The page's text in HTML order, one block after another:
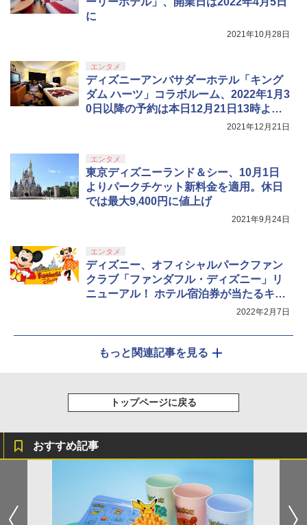
即納 PS5対応バッグ PS5対応リュック P
layStation5対応収納バック PS5対応収
or DualsenseControllerと互換性があり
ます 保護ケース キャリーバッグ 大容量
PS5 ケース 肩掛け 持ち運び 防塵 防水
耐衝撃 (ホワイト)
ンラインコード版
5
【純正品】DualSense ワイヤレスコン
ラー (カーボンブラック)
5
第三章 蛇神 (オリジナル特典:オリジナル
巾着＋メーカー特典:【坤と離】二振りの
剣、十翼より来たる！スタジオ描き下ろ
しイラストボード付) [DVD]
に
2021年10月28日
エンタメ
ディズニーアンバサダーホテル「キング
ダム ハーツ」コラボルーム、2022年1月3
0日以降の予約は本日12月21日13時より
2021年12月21日
エンタメ
東京ディズニーランド＆シー、10月1日
よりパークチケット新料金を適用。休日
では最大9,400円に値上げ
2021年9月24日
エンタメ
ディズニー、オフィシャルパークファン
クラブ「ファンダフル・ディズニー」リ
ニューアル！ ホテル宿泊券が当たるキャ
2022年2月7日
もっと関連記事を見る
トップページに戻る
おすすめ記事